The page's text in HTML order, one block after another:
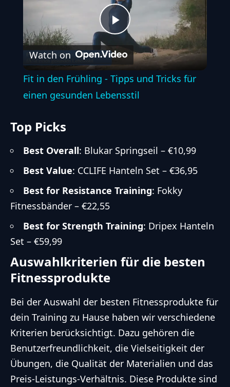
Play
Video
Watch on
Fit in den Frühling - Tipps und Tricks für
einen gesunden Lebensstil
Top Picks
Best Overall: Blukar Springseil – €10,99
Best Value: CCLIFE Hanteln Set – €36,95
Best for Resistance Training: Fokky
Fitnessbänder – €22,55
Best for Strength Training: Dripex Hanteln
Set – €59,99
Auswahlkriterien für die besten
Fitnessprodukte
Bei der Auswahl der besten Fitnessprodukte für
dein Training zu Hause haben wir verschiedene
Kriterien berücksichtigt. Dazu gehören die
Benutzerfreundlichkeit, die Vielseitigkeit der
Übungen, die Qualität der Materialien und das
Preis-Leistungs-Verhältnis. Diese Produkte sind